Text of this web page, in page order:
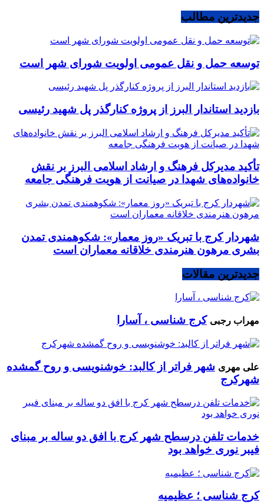
جدیدترین مطالب
توسعه حمل و نقل عمومی اولویت شورای شهر است
بازدید استاندار البرز از پروژه کنارگذر پل شهید رئیسی
تأکید مدیرکل فرهنگ و ارشاد اسلامی البرز بر نقش
خانواده‌های شهدا در صیانت از هویت فرهنگی جامعه
شهردار کرج با تبریک «روز معمار»: شکوهمندی تمدن
بشری مرهون هنرمندی خلاقانه معماران است
جدیدترین مقالات
مهراب رجبی کرج شناسی ، آسارا
علی مهری شهر فراتر از کالبد: خوشنویسی و روح گمشده
شهرکرج
خدمات تلفن درسطح شهر کرج با افق دو ساله بر مبنای
فیبر نوری خواهد بود
کرج شناسی ؛ عظیمیه